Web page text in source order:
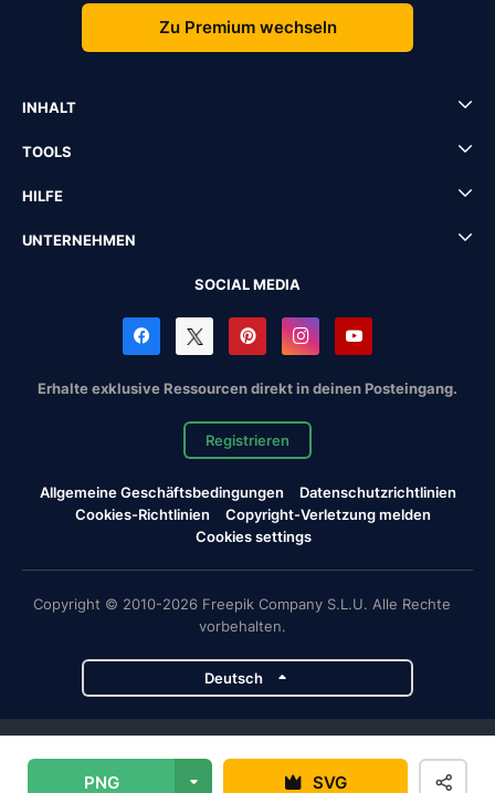
PNG SVG
Zu Premium wechseln
INHALT
TOOLS
HILFE
UNTERNEHMEN
SOCIAL MEDIA
Erhalte exklusive Ressourcen direkt in deinen Posteingang.
Registrieren
Allgemeine Geschäftsbedingungen
Datenschutzrichtlinien
Cookies-Richtlinien
Copyright-Verletzung melden
Cookies settings
Copyright © 2010-2026 Freepik Company S.L.U. Alle Rechte
vorbehalten.
Deutsch